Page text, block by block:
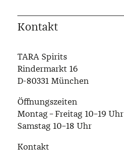
Kontakt
TARA Spirits
Rindermarkt 16
D-80331 München
Öffnungszeiten
Montag – Freitag 10–19 Uhr
Samstag 10–18 Uhr
Kontakt